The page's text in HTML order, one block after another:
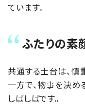
ています。
ふたりの素
共通する土台は、慎
一方で、物事を決
しばしばです。